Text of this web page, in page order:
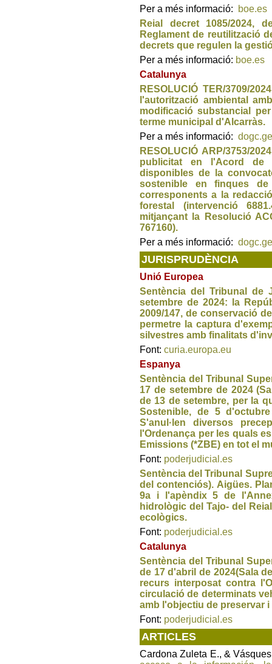
Per a més informació:
boe.es
Reial decret 1085/2024,
Reglament de reutilització
decrets que regulen la
Per a més informació: boe.es
Catalunya
RESOLUCIÓ TER/3709/
l'autorització ambiental
modificació substancial
terme municipal d'Alcarràs.
Per a més informació:
RESOLUCIÓ ARP/3753/
publicitat en l'Acord de
disponibles de la
sostenible en finques
corresponents a la
forestal (intervenció
mitjançant la Resolució
767160).
Per a més informació:
JURISPRUDÈNCIA
Unió Europea
Sentència del Tribunal de
setembre de 2024: la
2009/147, de conservació
permetre la captura
silvestres amb finalitats
Font: curia.europa.eu
Espanya
Sentència del Tribunal
17 de setembre de 2024
de 13 de setembre, per la
Sostenible, de 5
S'anul·len diversos
l'Ordenança per les quals
Emissions (*ZBE) en tot el
Font: poderjudicial.es
Sentència del Tribunal
del contenciós). Aigües.
9a i l'apèndix 5 de
hidrològic del Tajo- del
ecològics.
Font: poderjudicial.es
Catalunya
Sentència del Tribunal
de 17 d'abril de 2024(Sala
recurs interposat contra
circulació de determinats
amb l'objectiu de preservar
Font: poderjudicial.es
ARTICLES
Cardona Zuleta E., &